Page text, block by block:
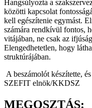
Hangsúlyozta a
közötti kapcsolat
kell egészítenie egymást.
számára rendkívül fontos,
vitájában, ne csak az
Elengedhetetlen, hogy
struktúrájában.
A beszámolót készítette,
SZEFIT elnök/KKDSZ
MEGOSZTÁS: